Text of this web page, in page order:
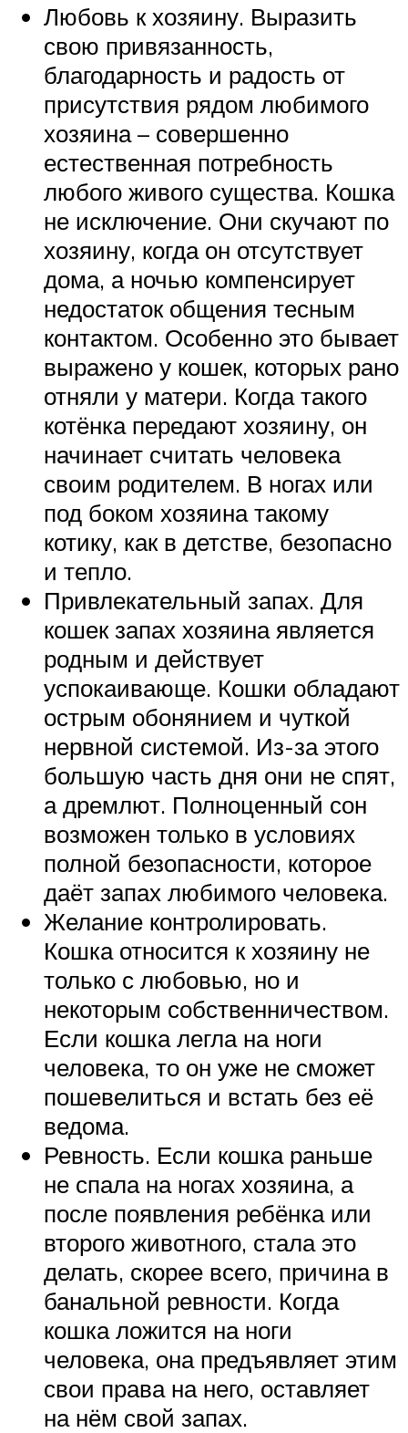
Любовь к хозяину. Выразить
свою привязанность,
благодарность и радость от
присутствия рядом любимого
хозяина – совершенно
естественная потребность
любого живого существа. Кошка
не исключение. Они скучают по
хозяину, когда он отсутствует
дома, а ночью компенсирует
недостаток общения тесным
контактом. Особенно это бывает
выражено у кошек, которых рано
отняли у матери. Когда такого
котёнка передают хозяину, он
начинает считать человека
своим родителем. В ногах или
под боком хозяина такому
котику, как в детстве, безопасно
и тепло.
Привлекательный запах. Для
кошек запах хозяина является
родным и действует
успокаивающе. Кошки обладают
острым обонянием и чуткой
нервной системой. Из-за этого
большую часть дня они не спят,
а дремлют. Полноценный сон
возможен только в условиях
полной безопасности, которое
даёт запах любимого человека.
Желание контролировать.
Кошка относится к хозяину не
только с любовью, но и
некоторым собственничеством.
Если кошка легла на ноги
человека, то он уже не сможет
пошевелиться и встать без её
ведома.
Ревность. Если кошка раньше
не спала на ногах хозяина, а
после появления ребёнка или
второго животного, стала это
делать, скорее всего, причина в
банальной ревности. Когда
кошка ложится на ноги
человека, она предъявляет этим
свои права на него, оставляет
на нём свой запах.